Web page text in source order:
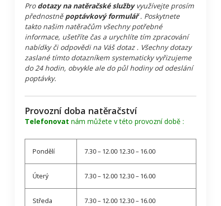
Pro dotazy na natěračské službyvyužívejte prosím
přednostně poptávkový formulář. Poskytnete
takto našim natěračům všechny potřebné
informace, ušetříte čas a urychlíte tím zpracování
nabídky či odpovědi na Váš dotaz . Všechny dotazy
zaslané tímto dotazníkem systematicky vyřizujeme
do 24 hodin, obvykle ale do půl hodiny od odeslání
poptávky.
Provozní doba natěračství
Telefonovat nám můžete v této provozní době :
Pondělí 7.30 – 12.00 12.30 – 16.00
Úterý 7.30 – 12.00 12.30 – 16.00
Středa 7.30 – 12.00 12.30 – 16.00